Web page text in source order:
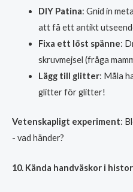
DIY Patina: Gnid in
att få ett antikt
Fixa ett löst spänne:
skruvmejsel (fråga
Lägg till glitter: Måla
glitter för glitter!
Vetenskapligt experiment:
- vad händer?
10. Kända handväskor i